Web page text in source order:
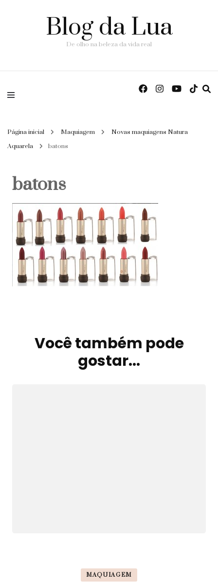
Blog da Lua
De olho na beleza da vida real
Página inicial Maquiagem
Novas maquiagens Natura
Aquarela
batons
batons
Você também pode
gostar...
MAQUIAGEM